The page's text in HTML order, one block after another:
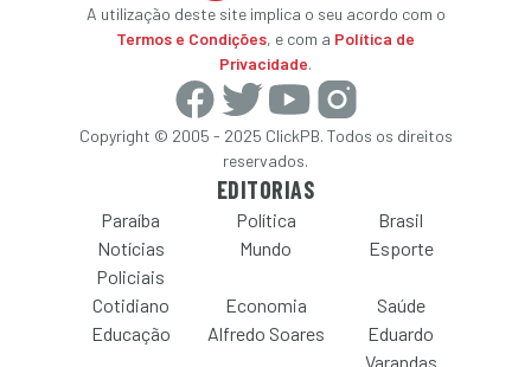
A utilização deste site implica o seu acordo com o
Termos e Condições, e com a Política de
Privacidade.
Copyright © 2005 - 2025 ClickPB. Todos os direitos
reservados.
EDITORIAS
Paraíba Política
Brasil
Notícias
Policiais
Mundo Esporte
Cotidiano Economia
Saúde
Educação
Alfredo Soares
Eduardo
Varandas